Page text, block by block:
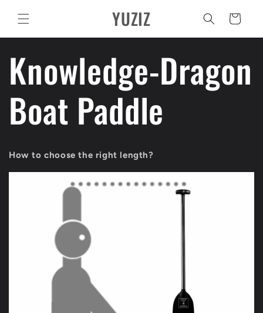
directamente
al contenido
YUZIZ Carrito
Knowledge-Dragon
Boat Paddle
How to choose the right length?